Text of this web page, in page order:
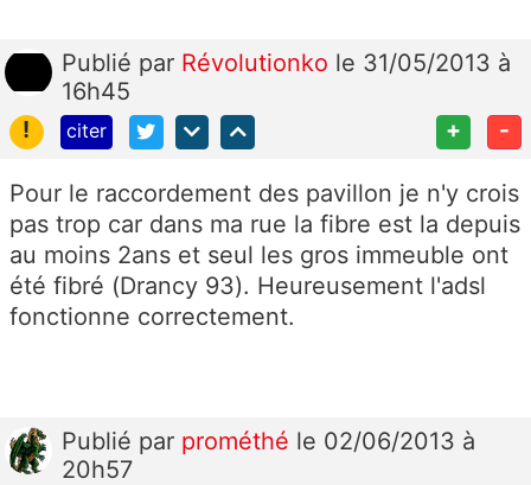
Publié par Révolutionko le 31/05/2013 à
16h45
!
citer + -
Pour le raccordement des pavillon je n'y crois
pas trop car dans ma rue la fibre est la depuis
au moins 2ans et seul les gros immeuble ont
été fibré (Drancy 93). Heureusement l'adsl
fonctionne correctement.
Publié par prométhé le 02/06/2013 à
20h57